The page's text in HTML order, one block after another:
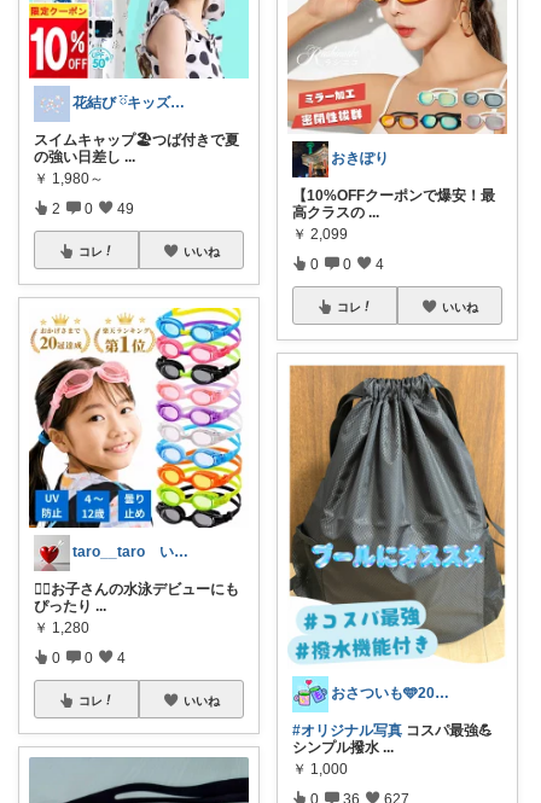
花結び ྀིキッズもの多め
スイムキャップ🏖️つば付きで夏
の強い日差し ...
￥ 1,980～
2 0 49
コレ いいね
taro__taro いらっしゃませ🎶
🏊‍♀️お子さんの水泳デビューにも
ぴったり ...
￥ 1,280
0 0 4
コレ いいね
おきぽり
【10%OFFクーポンで爆安！最
高クラスの ...
￥ 2,099
0 0 4
コレ いいね
おさついも🩵20代夫婦2人暮らし
#オリジナル写真 コスパ最強💪
シンプル撥水 ...
￥ 1,000
0 36 627